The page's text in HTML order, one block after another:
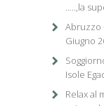
.....,la
Abruzzo
Giugno
Isole
Relax al